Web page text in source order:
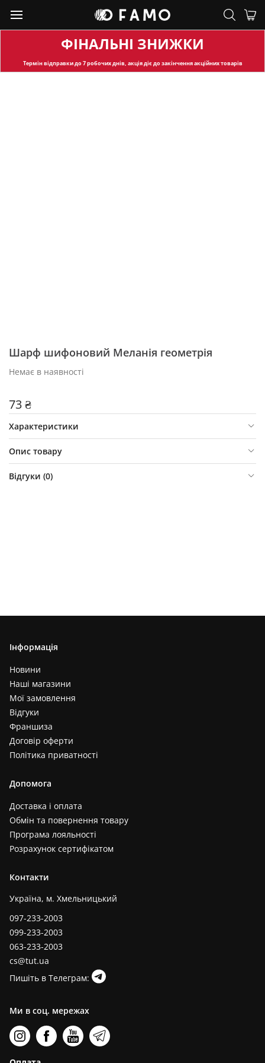
ФІНАЛЬНІ ЗНИЖКИ
Термін відправкидо 7 робочих днів, акція діє до закінчення акційних товарів
Шарф шифоновий Меланія геометрія
Немає в наявності
73 ₴
Характеристики
Опис товару
Відгуки (0)
Інформація
Новини
Наші магазини
Мої замовлення
Відгуки
Франшиза
Договір оферти
Політика приватності
Допомога
Доставка і оплата
Обмін та повернення товару
Програма лояльності
Розрахунок сертифікатом
Контакти
Україна, м. Хмельницький
097-233-2003
099-233-2003
063-233-2003
cs@tut.ua
Пишіть в Телеграм:
Ми в соц. мережах